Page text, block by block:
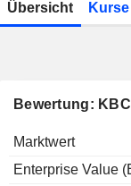
Übersicht Kurse
Bewertung:
Marktwert
Enterprise Value